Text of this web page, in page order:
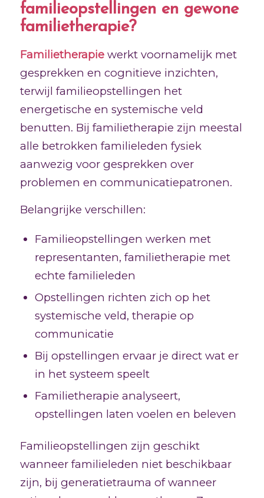
familieopstellingen en gewone
familietherapie?
Familietherapiewerkt voornamelijk met
gesprekken en cognitieve inzichten,
terwijl familieopstellingen het
energetische en systemische veld
benutten. Bij familietherapie zijn meestal
alle betrokken familieleden fysiek
aanwezig voor gesprekken over
problemen en communicatiepatronen.
Belangrijke verschillen:
Familieopstellingen werken met
representanten, familietherapie met
echte familieleden
Opstellingen richten zich op het
systemische veld, therapie op
communicatie
Bij opstellingen ervaar je direct wat er
in het systeem speelt
Familietherapie analyseert,
opstellingen laten voelen en beleven
Familieopstellingen zijn geschikt
wanneer familieleden niet beschikbaar
zijn, bij generatietrauma of wanneer